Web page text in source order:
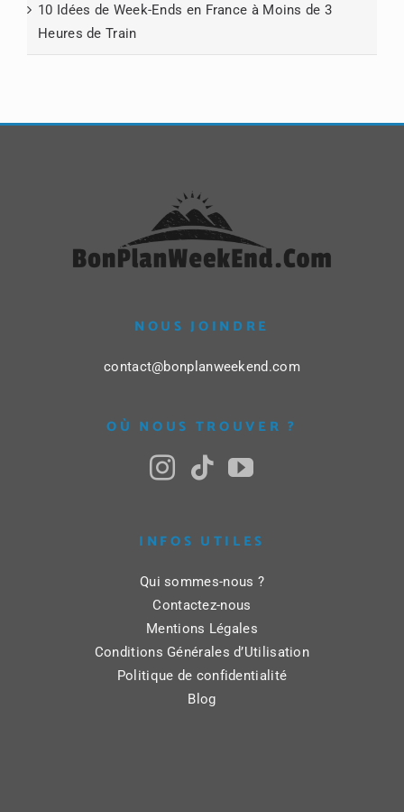
10 Idées de Week-Ends en France à Moins de 3
Heures de Train
NOUS JOINDRE
contact@bonplanweekend.com
OÙ NOUS TROUVER ?
INFOS UTILES
Qui sommes-nous ?
Contactez-nous
Mentions Légales
Conditions Générales d’Utilisation
Politique de confidentialité
Blog